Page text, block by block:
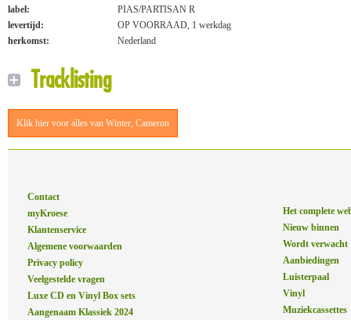
label:
PIAS/PARTISAN R
levertijd:
OP VOORRAAD, 1 werkdag
herkomst:
Nederland
Tracklisting
Klik hier voor alles van Winter, Cameron
Contact
myKroese
Klantenservice
Algemene voorwaarden
Privacy policy
Veelgestelde vragen
Luxe CD en Vinyl Box sets
Aangenaam Klassiek 2024
Het complete
Nieuw binnen
Wordt verwacht
Aanbiedingen
Luisterpaal
Vinyl
Muziekcassettes